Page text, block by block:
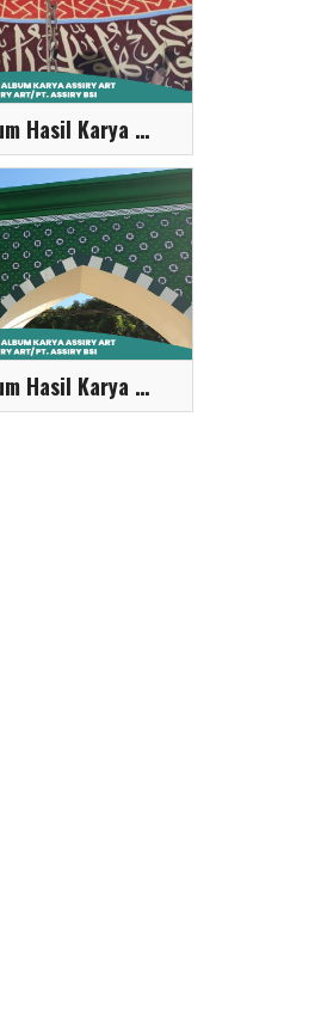
Portofolio Album Hasil Karya Assiry Art
Portofolio Album Hasil Karya Assiry Art